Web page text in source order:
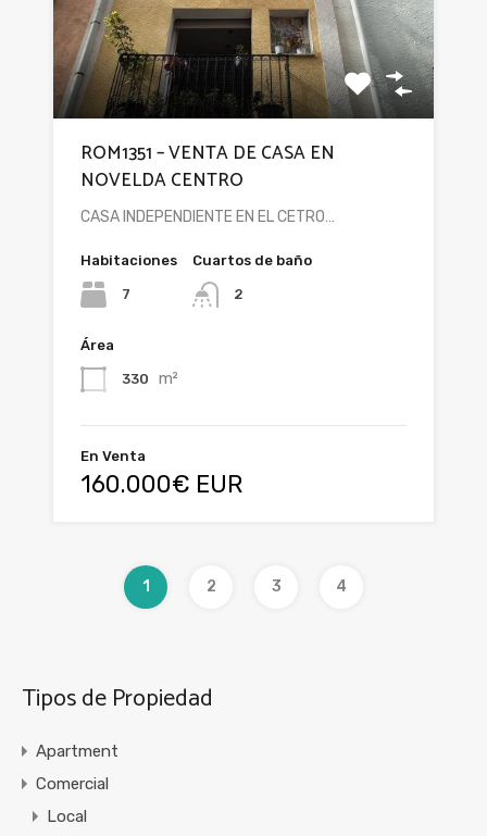
ROM1351 – VENTA DE CASA EN
NOVELDA CENTRO
CASA INDEPENDIENTE EN EL CETRO…
Habitaciones
7
Cuartos de baño
2
Área
330 m²
En Venta
160.000€ EUR
1 2 3 4
Tipos de Propiedad
Apartment
Comercial
Local